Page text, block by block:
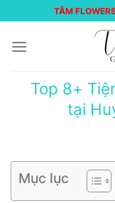
đến
nội
TÂM
Top 8+
tại
Mục lục